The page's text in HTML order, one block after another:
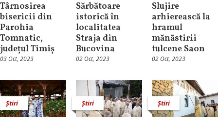
Târnosirea
bisericii din
Parohia
Tomnatic,
județul Timiș
03 Oct, 2023
Sărbătoare
istorică în
localitatea
Straja din
Bucovina
02 Oct, 2023
Slujire
arhierească la
hramul
mănăstirii
tulcene Saon
02 Oct, 2023
Știri Știri Știri